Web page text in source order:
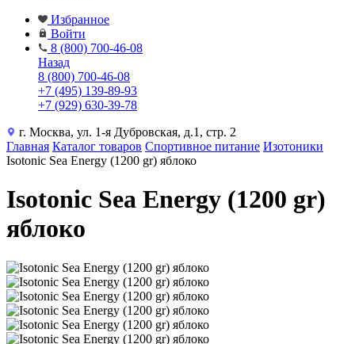
Избранное
Войти
8 (800) 700-46-08
Назад
8 (800) 700-46-08
+7 (495) 139-89-93
+7 (929) 630-39-78
г. Москва, ул. 1-я Дубровская, д.1, стр. 2
Главная Каталог товаров Спортивное питание Изотоники
Isotonic Sea Energy (1200 gr) яблоко
Isotonic Sea Energy (1200 gr)
яблоко